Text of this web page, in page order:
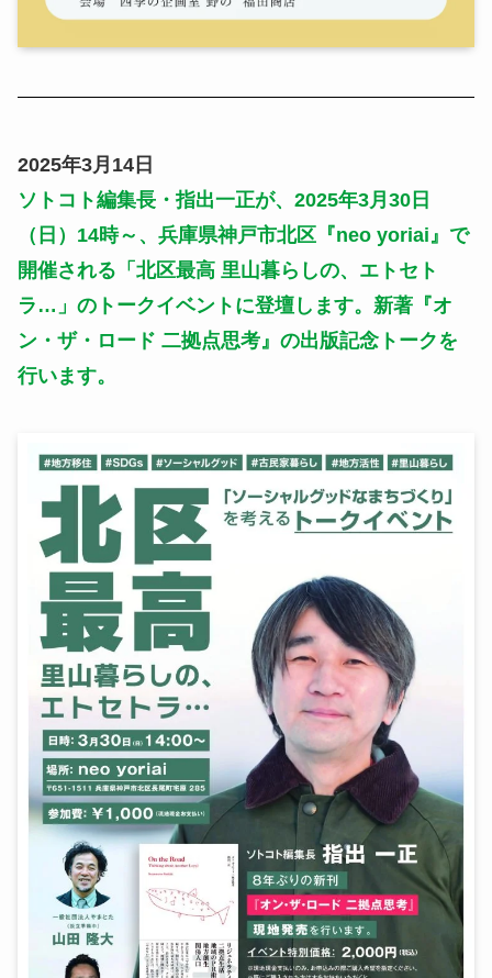
2025年3月14日
ソトコト編集長・指出一正が、2025年3月30日
（日）14時～、兵庫県神戸市北区『neo yoriai』で
開催される「北区最高 里山暮らしの、エトセト
ラ…」のトークイベントに登壇します。新著『オ
ン・ザ・ロード 二拠点思考』の出版記念トークを
行います。